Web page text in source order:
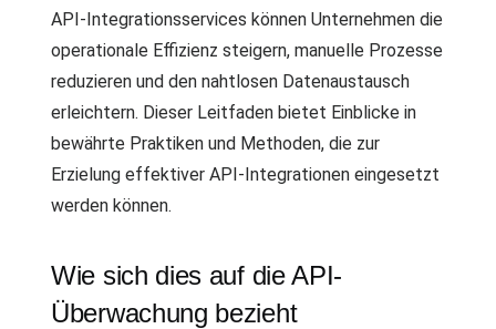
API-Integrationsservices können Unternehmen die
operationale Effizienz steigern, manuelle Prozesse
reduzieren und den nahtlosen Datenaustausch
erleichtern. Dieser Leitfaden bietet Einblicke in
bewährte Praktiken und Methoden, die zur
Erzielung effektiver API-Integrationen eingesetzt
werden können.
Wie sich dies auf die API-
Überwachung bezieht